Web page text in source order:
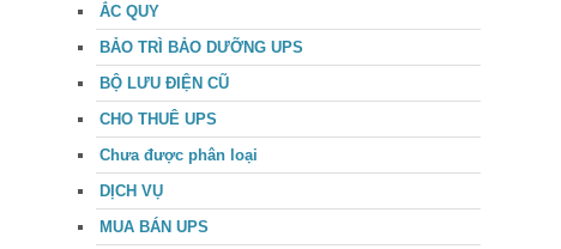
ẮC QUY
BẢO TRÌ BẢO DƯỠNG UPS
BỘ LƯU ĐIỆN CŨ
CHO THUÊ UPS
Chưa được phân loại
DỊCH VỤ
MUA BÁN UPS